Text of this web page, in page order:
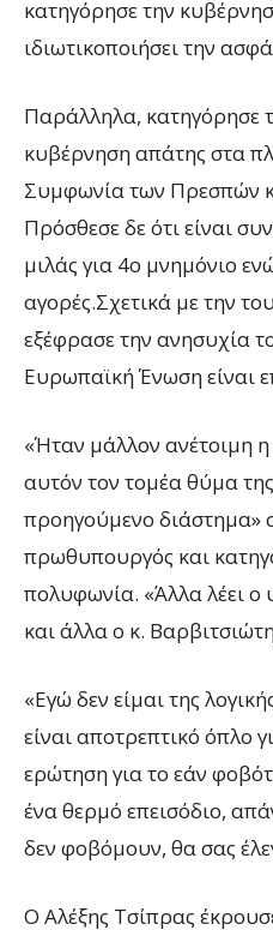
κατηγόρησε την
ιδιωτικοποιήσει την
Παράλληλα, κατηγόρησε
κυβέρνηση απάτης στα
Συμφωνία των Πρεσπών
Πρόσθεσε δε ότι είναι
μιλάς για 4ο μνημόνιο
αγορές.Σχετικά με την
εξέφρασε την ανησυχία
Ευρωπαϊκή Ένωση είναι
«Ήταν μάλλον ανέτοιμη
αυτόν τον τομέα θύμα
προηγούμενο διάστημα»
πρωθυπουργός και
πολυφωνία. «Άλλα λέει ο
και άλλα ο κ.
«Εγώ δεν είμαι της
είναι αποτρεπτικό όπλο
ερώτηση για το εάν
ένα θερμό επεισόδιο,
δεν φοβόμουν, θα σας
Ο Αλέξης Τσίπρας